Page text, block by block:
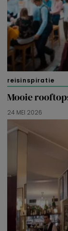
reisinspiratie
Mooie
24 MEI 2026